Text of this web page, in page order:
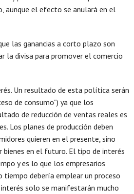
aunque el efecto se anulará en el
las ganancias a corto plazo son
la divisa para promover el comercio
Un resultado de esta política serán
de consumo”) ya que los
de reducción de ventas reales es
Los planes de producción deben
quieren en el presente, sino
bienes en el futuro. El tipo de interés
y es lo que los empresarios
tiempo debería emplear un proceso
solo se manifestarán mucho